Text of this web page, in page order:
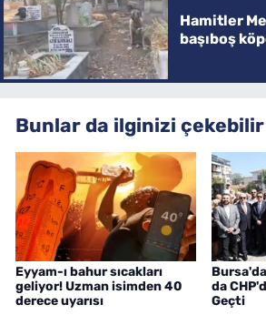
Hamitler
başıboş
Bunlar da ilginizi çekebilir
Eyyam-ı bahur sıcakları
geliyor! Uzman isimden 40
derece uyarısı
da
Geçti